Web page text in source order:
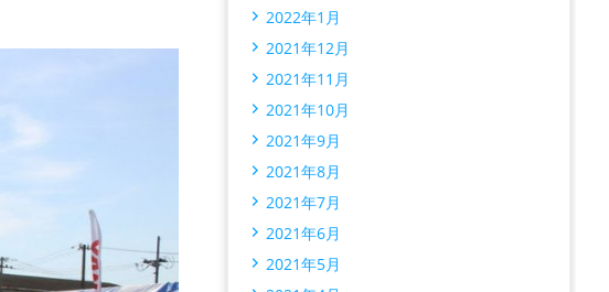
2022年1月
2021年12月
2021年11月
2021年10月
2021年9月
2021年8月
2021年7月
2021年6月
2021年5月